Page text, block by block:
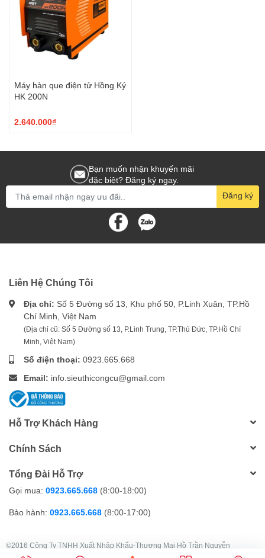
Máy hàn que điện tử Hồng Ký
HK 200N
2.640.000₫
Bạn muốn nhận khuyến mãi
đặc biệt? Đăng ký ngay.
Đăng ký
Liên Hệ Chúng Tôi
Địa chỉ: Số 5 Đường số 13, Khu phố 50, P.Linh Xuân, TP.Hồ
Chí Minh, Việt Nam
(Địa chỉ cũ: Số 5 Đường số 13, P.Linh Trung, TP.Thủ Đức, TP.Hồ Chí
Minh, Việt Nam)
Số điện thoại: 0923.665.668
Email: info.sieuthicongcu@gmail.com
Hỗ Trợ Khách Hàng
Chính Sách
Tổng Đài Hỗ Trợ
Gọi mua: 0923.665.668 (8:00-18:00)
Bảo hành: 0923.665.668 (8:00-17:00)
©2016 Công Ty TNHH Xuất Nhập Khẩu-Thương Mại Hồ Trần Nguyễn